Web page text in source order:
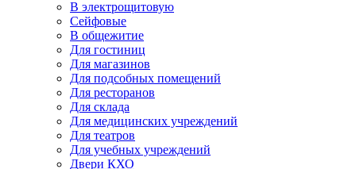
В электрощитовую
Сейфовые
В общежитие
Для гостиниц
Для магазинов
Для подсобных помещений
Для ресторанов
Для склада
Для медицинских учреждений
Для театров
Для учебных учреждений
Двери КХО